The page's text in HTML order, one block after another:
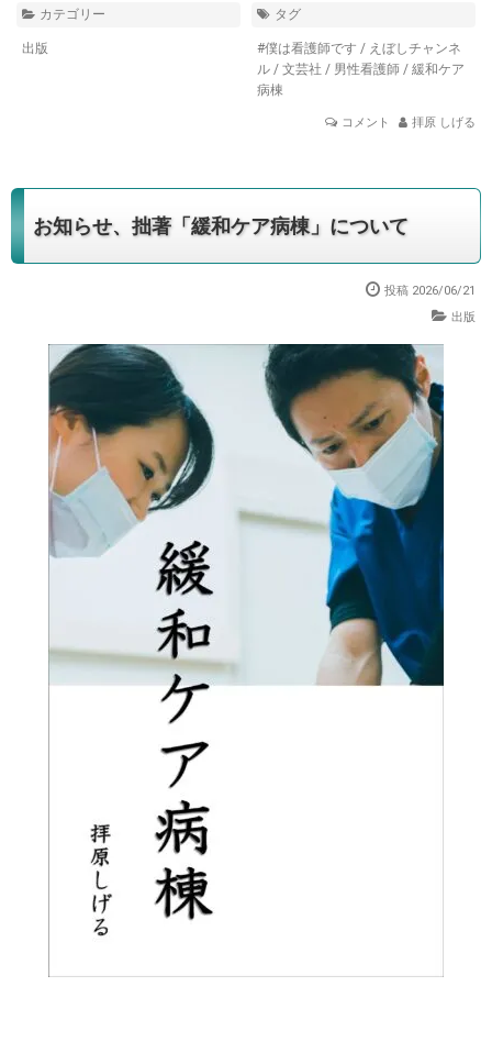
カテゴリー
出版
タグ
#僕は看護師です / えぼしチャンネ
ル / 文芸社 / 男性看護師 / 緩和ケア
病棟
コメント 拝原 しげる
お知らせ、拙著「緩和ケア病棟」について
投稿 2026/06/21
出版